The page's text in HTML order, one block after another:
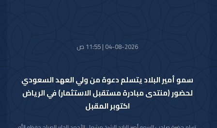
04-08-2026 | 11:55 ص
سمو أمير البلاد يتسلم دعوة من ولي العهد السعودي
لحضور (منتدى مبادرة مستقبل الاستثمار) في الرياض
اكتوبر المقبل